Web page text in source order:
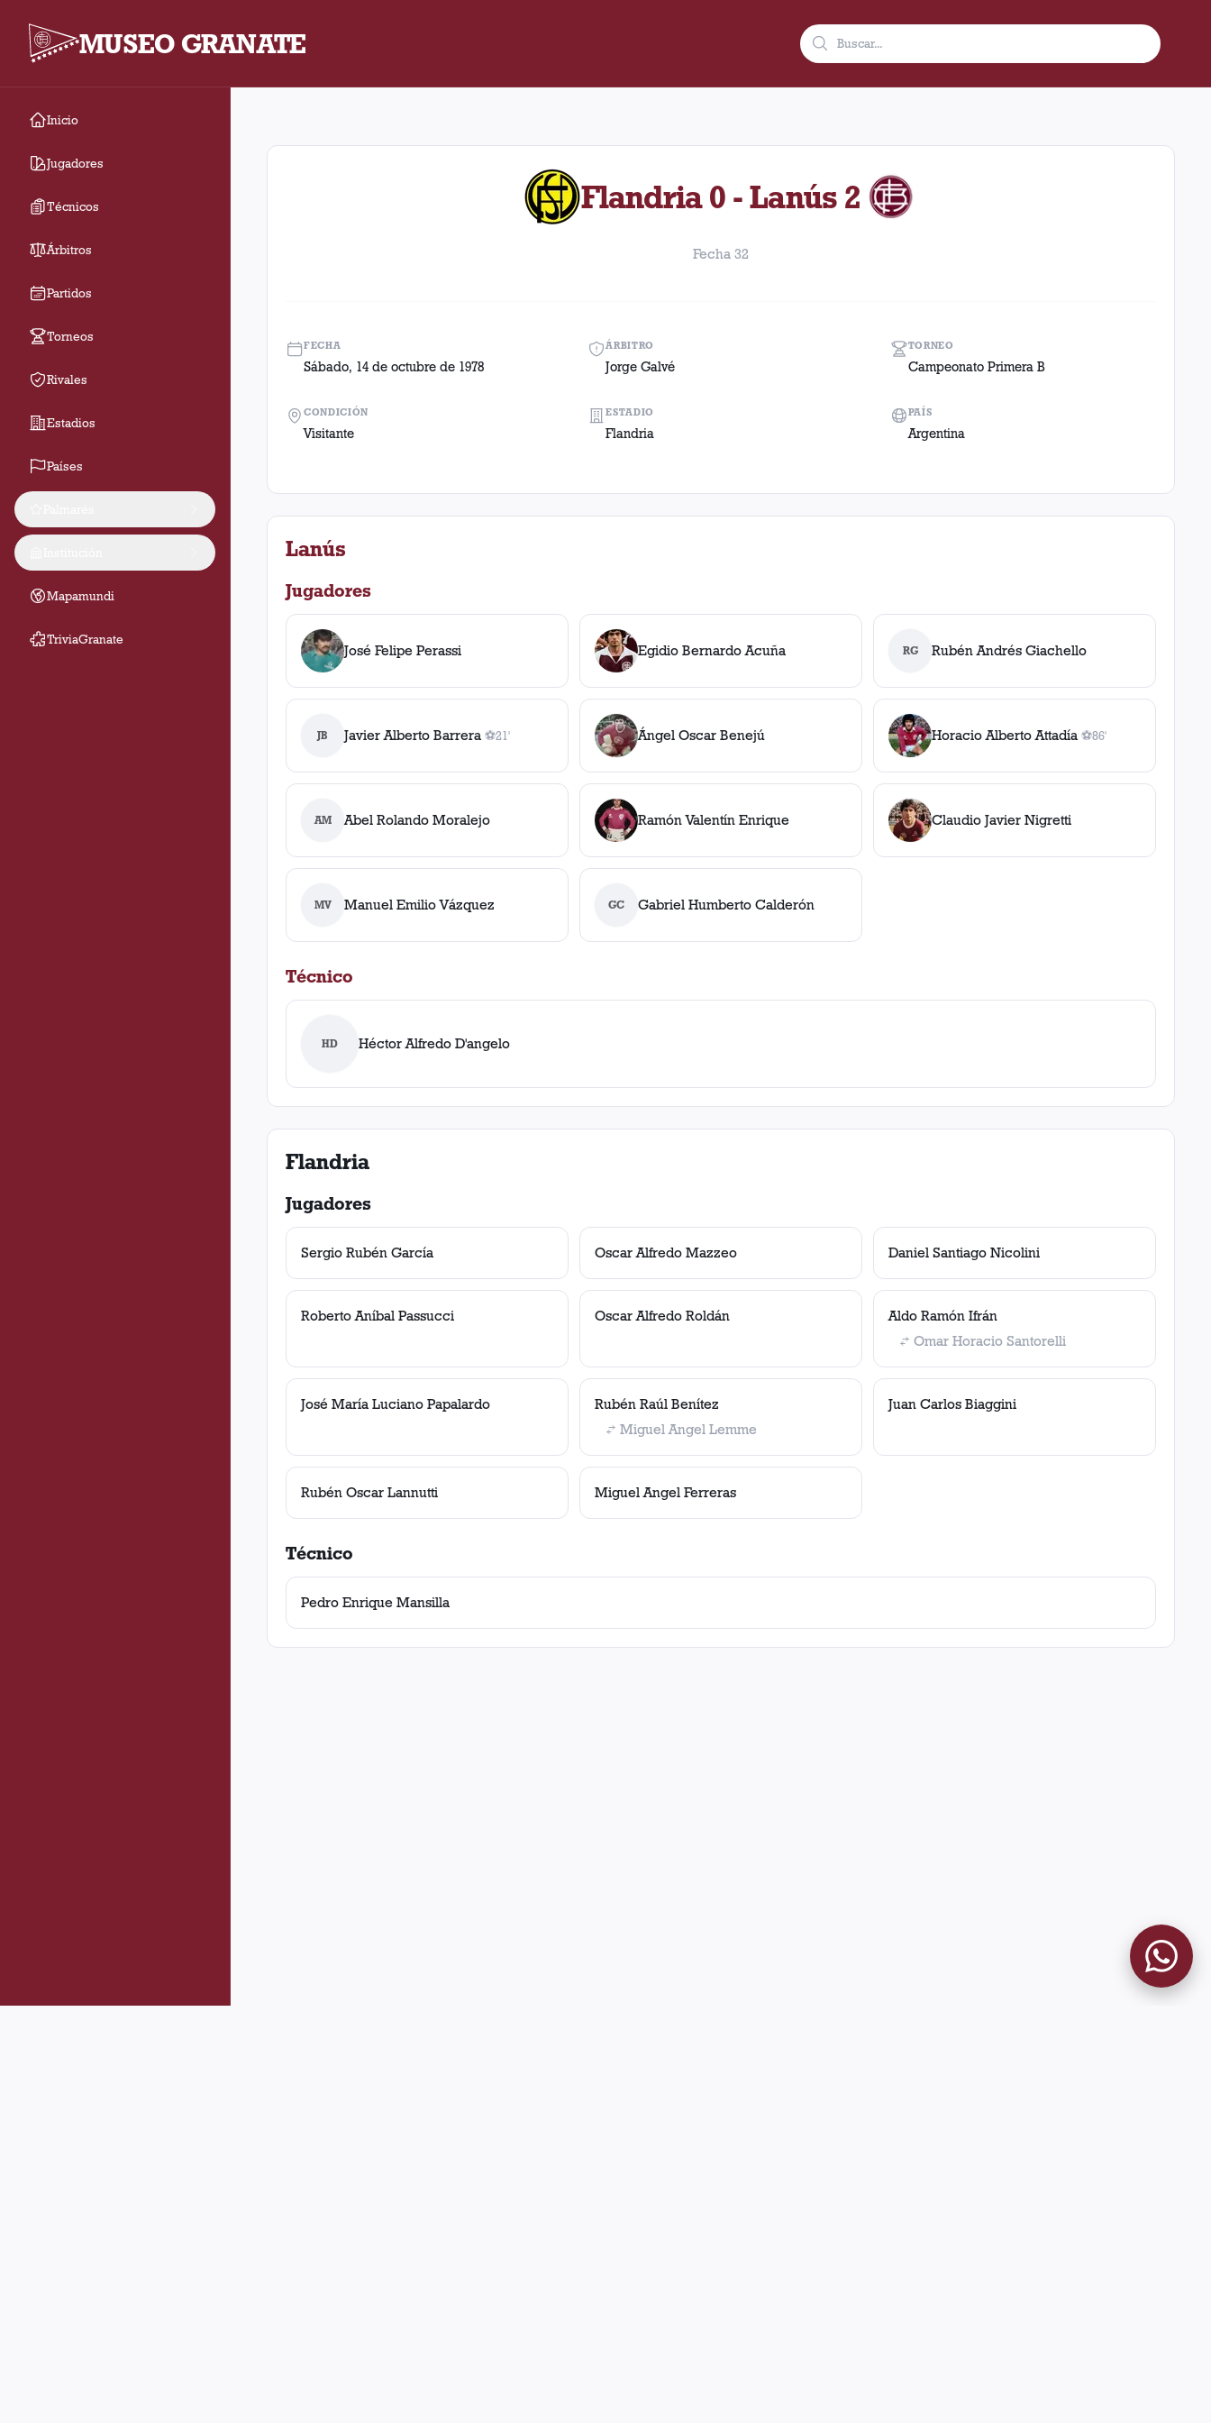
MUSEO GRANATE
Inicio
Jugadores
Técnicos
Árbitros
Partidos
Torneos
Rivales
Estadios
Países
Mapamundi
TriviaGranate
Fecha 32. Partido entre Lanús y Flandria disputado el Sábado, 14 de octubre de 1978 como visitante en el estadio Flandria (Argentina). El resultado
Flandria 0 - Lanús 2
Fecha 32
FECHA
Sábado, 14 de octubre de 1978
ÁRBITRO
Jorge Galvé
TORNEO
Campeonato Primera B
CONDICIÓN
Visitante
ESTADIO
Flandria
PAÍS
Argentina
Lanús
Jugadores
José Felipe Perassi Egidio Bernardo Acuña RG Rubén Andrés Giachello
JB Javier Alberto Barrera ⚽
1gol
21' Ángel Oscar Benejú Horacio Alberto Attadía ⚽
1gol
86'
AM Abel Rolando Moralejo Ramón Valentín Enrique Claudio Javier Nigretti
MV Manuel Emilio Vázquez GC Gabriel Humberto Calderón
Técnico
HD Héctor Alfredo D'angelo
Flandria
Jugadores
Sergio Rubén García Oscar Alfredo Mazzeo Daniel Santiago Nicolini
Roberto Aníbal Passucci Oscar Alfredo Roldán
Aldo Ramón Ifrán
Omar Horacio Santorelli
José María Luciano Papalardo
Rubén Raúl Benítez
Miguel Angel Lemme
Juan Carlos Biaggini
Rubén Oscar Lannutti Miguel Angel Ferreras
Técnico
Pedro Enrique Mansilla